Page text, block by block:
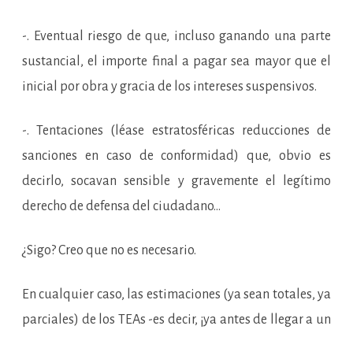
-. Eventual riesgo de que, incluso ganando una parte
sustancial, el importe final a pagar sea mayor que el
inicial por obra y gracia de los intereses suspensivos.
-. Tentaciones (léase estratosféricas reducciones de
sanciones en caso de conformidad) que, obvio es
decirlo, socavan sensible y gravemente el legítimo
derecho de defensa del ciudadano…
¿Sigo? Creo que no es necesario.
En cualquier caso, las estimaciones (ya sean totales, ya
parciales) de los TEAs -es decir, ¡ya antes de llegar a un